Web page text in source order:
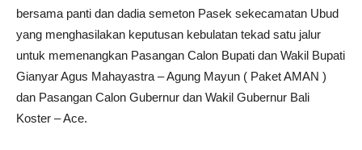
bersama panti dan dadia semeton Pasek sekecamatan Ubud
yang menghasilakan keputusan kebulatan tekad satu jalur
untuk memenangkan Pasangan Calon Bupati dan Wakil Bupati
Gianyar Agus Mahayastra – Agung Mayun ( Paket AMAN )
dan Pasangan Calon Gubernur dan Wakil Gubernur Bali
Koster – Ace.